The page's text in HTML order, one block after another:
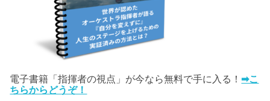
電子書籍「指揮者の視点」が今なら無料で手に入る！ ➡こ
ちらからどうぞ！